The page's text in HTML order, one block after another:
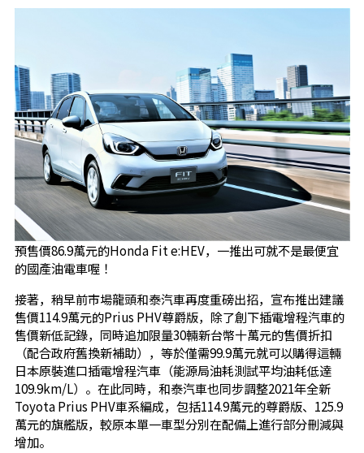
預售價86.9萬元的Honda Fit e:HEV，一推出可就不是最便宜
的國產油電車喔！
接著，稍早前市場龍頭和泰汽車再度重磅出招，宣布推出建議
售價114.9萬元的Prius PHV尊爵版，除了創下插電增程汽車的
售價新低記錄，同時追加限量30輛新台幣十萬元的售價折扣
（配合政府舊換新補助），等於僅需99.9萬元就可以購得這輛
日本原裝進口插電增程汽車（能源局油耗測試平均油耗低達
109.9km/L）。在此同時，和泰汽車也同步調整2021年全新
Toyota Prius PHV車系編成，包括114.9萬元的尊爵版、125.9
萬元的旗艦版，較原本單一車型分別在配備上進行部分刪減與
增加。